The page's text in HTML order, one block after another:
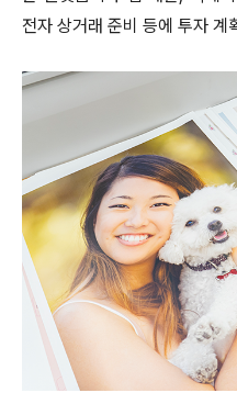
전자 상거래 준비 등에 투자 계